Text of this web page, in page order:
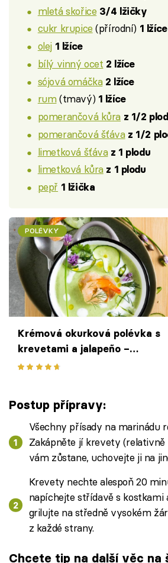
mletá skořice 3/4 lžičky
cukr krupice (přírodní) 1 lžíce
olej 1 lžíce
bílý vinný ocet 2 lžíce
sójová omáčka 2 lžíce
rum(tmavý) 1 lžíce
pomerančová kůra z 1/2
pomerančová šťáva z 1/2
limetková šťáva z 1 plodu
limetková kůra z 1 plodu
pepř 1 lžička
POLÉVKY
Krémová okurková polévka s
krevetami a jalapeño –
osvěžující studená polévka do
Postup přípravy:
Všechny přísady na marinádu
Zakápněte jí krevety (relativně
vám zůstane, uchovejte ji na
Krevety nechte alespoň 20
napíchejte střídavě s kostkami
grilujte na středně vysokém
z každé strany.
Chcete tip na další věc na